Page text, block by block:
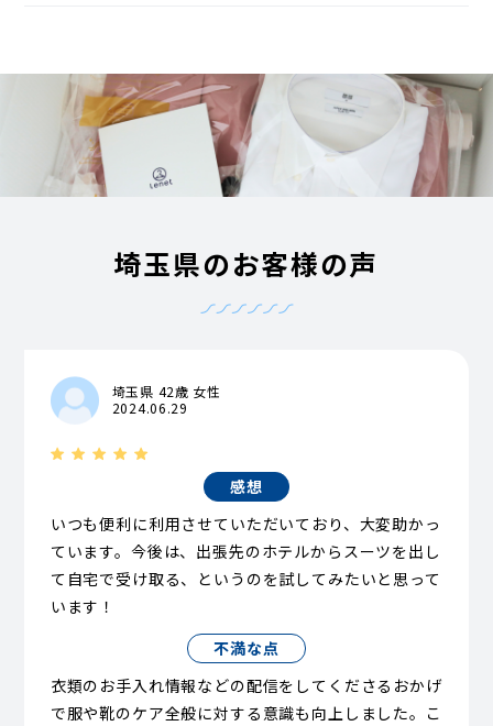
埼玉県のお客様の声
埼玉県 42歳 女性
2024.06.29
感想
いつも便利に利用させていただいており、大変助かっ
ています。今後は、出張先のホテルからスーツを出し
て自宅で受け取る、というのを試してみたいと思って
います！
不満な点
衣類のお手入れ情報などの配信をしてくださるおかげ
で服や靴のケア全般に対する意識も向上しました。こ